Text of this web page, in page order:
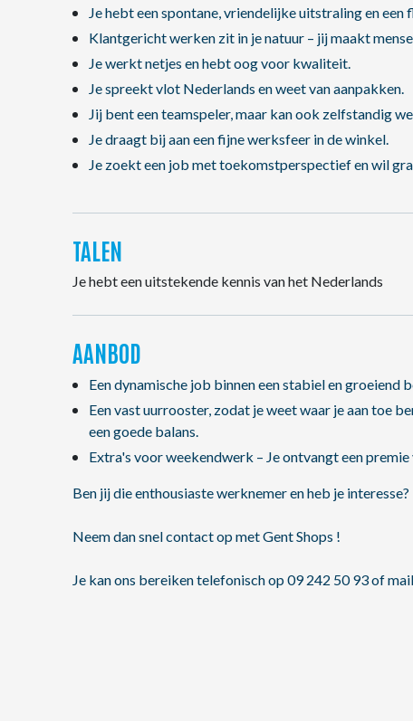
Je hebt een spontane, vriendelijke uitstraling en een
Klantgericht werken zit in je natuur – jij maakt
Je werkt netjes en hebt oog voor kwaliteit.
Je spreekt vlot Nederlands en weet van aanpakken.
Jij bent een teamspeler, maar kan ook zelfstandig
Je draagt bij aan een fijne werksfeer in de winkel.
Je zoekt een job met toekomstperspectief en wil
TALEN
Je hebt een uitstekende kennis van het Nederlands
AANBOD
Een dynamische job binnen een stabiel en
Een vast uurrooster, zodat je weet waar je aan toe
een goede balans.
Extra's voor weekendwerk – Je ontvangt een
Ben jij die enthousiaste werknemer en heb je interesse?
Neem dan snel contact op met Gent Shops !
Je kan ons bereiken telefonisch op 09 242 50 93 of